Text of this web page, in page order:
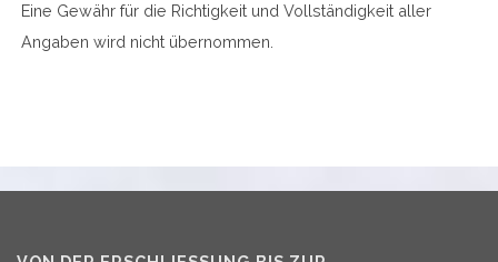
Eine Gewähr für die Richtigkeit und Vollständigkeit aller
Angaben wird nicht übernommen.